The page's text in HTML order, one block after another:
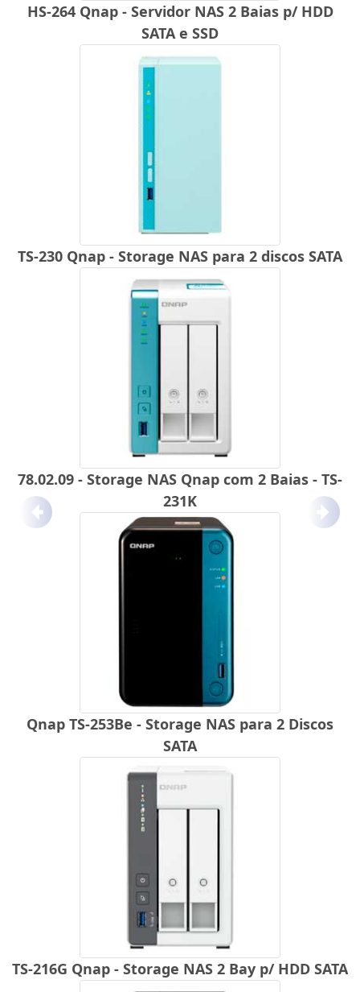
HS-264 Qnap - Servidor NAS 2 Baias p/ HDD
SATA e SSD
TS-230 Qnap - Storage NAS para 2 discos SATA
78.02.09 - Storage NAS Qnap com 2 Baias - TS-
231K
Qnap TS-253Be - Storage NAS para 2 Discos
SATA
TS-216G Qnap - Storage NAS 2 Bay p/ HDD SATA
Anterior